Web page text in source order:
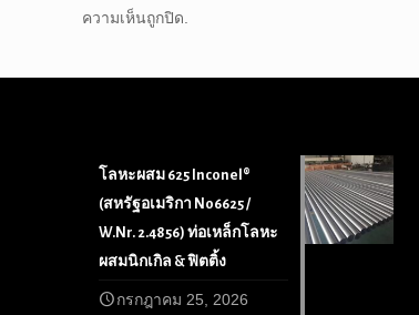
ความเห็นถูกปิด.
โลหะผสม 625 Inconel®
(สหรัฐอเมริกา N06625 /
W.Nr. 2.4856) ท่อเหล็กโลหะ
ผสมนิกเกิล & ฟิตติ้ง
กรกฎาคม 25, 2026